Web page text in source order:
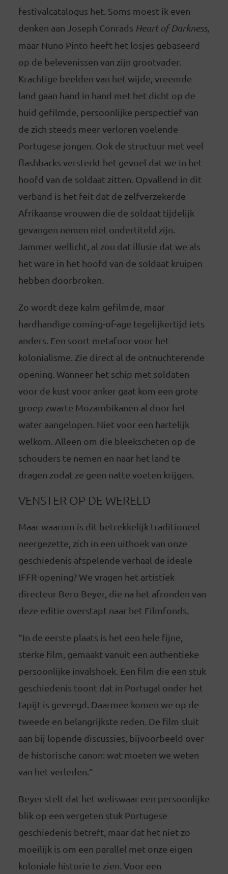
festivalcatalogus het. Soms moest ik even
denken aan Joseph Conrads Heart of Darkness,
maar Nuno Pinto heeft het losjes gebaseerd
op de belevenissen van zijn grootvader.
Krachtige beelden van het wijde, vreemde
land gaan hand in hand met het dicht op de
huid gefilmde, persoonlijke perspectief van
de zich steeds meer verloren voelende
Portugese jongen. Ook de structuur met veel
flashbacks versterkt het gevoel dat we in het
hoofd van de soldaat zitten. Opvallend in dit
verband is het feit dat de zelfverzekerde
Afrikaanse vrouwen die de soldaat tijdelijk
gevangen nemen niet ondertiteld zijn.
Jammer wellicht, al zou dat illusie dat we als
het ware in het hoofd van de soldaat kruipen
hebben doorbroken.
Zo wordt deze kalm gefilmde, maar
hardhandige coming-of-age tegelijkertijd iets
anders. Een soort metafoor voor het
kolonialisme. Zie direct al de ontnuchterende
opening. Wanneer het schip met soldaten
voor de kust voor anker gaat kom een grote
groep zwarte Mozambikanen al door het
water aangelopen. Niet voor een hartelijk
welkom. Alleen om die bleekscheten op de
schouders te nemen en naar het land te
dragen zodat ze geen natte voeten krijgen.
VENSTER OP DE WERELD
Maar waarom is dit betrekkelijk traditioneel
neergezette, zich in een uithoek van onze
geschiedenis afspelende verhaal de ideale
IFFR-opening? We vragen het artistiek
directeur Bero Beyer, die na het afronden van
deze editie overstapt naar het Filmfonds.
“In de eerste plaats is het een hele fijne,
sterke film, gemaakt vanuit een authentieke
persoonlijke invalshoek. Een film die een stuk
geschiedenis toont dat in Portugal onder het
tapijt is geveegd. Daarmee komen we op de
tweede en belangrijkste reden. De film sluit
aan bij lopende discussies, bijvoorbeeld over
de historische canon: wat moeten we weten
van het verleden.”
Beyer stelt dat het weliswaar een persoonlijke
blik op een vergeten stuk Portugese
geschiedenis betreft, maar dat het niet zo
moeilijk is om een parallel met onze eigen
koloniale historie te zien. Voor een